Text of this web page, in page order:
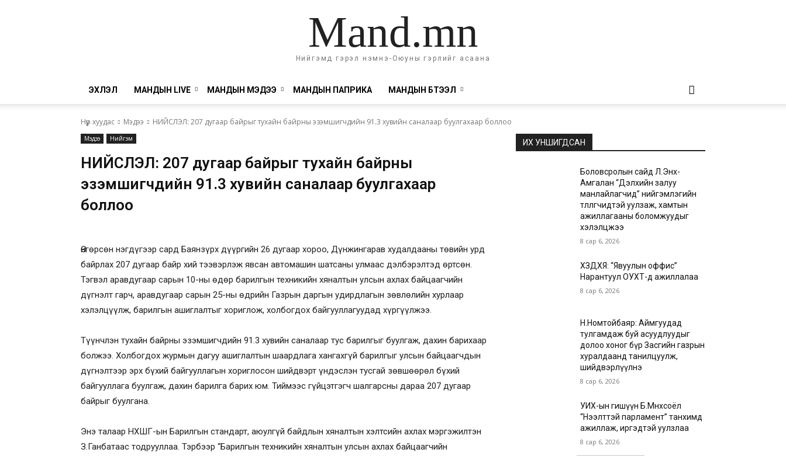
Mand.mn
Нийгэмд гэрэл нэмнэ-Оюуны гэрлийг асаана
ЭХЛЭЛ МАНДЫН LIVE МАНДЫН МЭДЭЭ МАНДЫН ПАПРИКА МАНДЫН БҮТЭЭЛ
Нүүр хуудас Мэдээ НИЙСЛЭЛ: 207 дугаар байрыг тухайн байрны эзэмшигчдийн 91.3 хувийн саналаар буулгахаар боллоо
Мэдээ Нийгэм
НИЙСЛЭЛ: 207 дугаар байрыг тухайн байрны
эзэмшигчдийн 91.3 хувийн саналаар буулгахаар
боллоо
Өнгөрсөн нэгдүгээр сард Баянзүрх дүүргийн 26 дугаар хороо, Дүнжингарав худалдааны төвийн урд
байрлах 207 дугаар байр хий тээвэрлэж явсан автомашин шатсаны улмаас дэлбэрэлтэд өртсөн.
Тэгвэл аравдугаар сарын 10-ны өдөр барилгын техникийн хяналтын улсын ахлах байцаагчийн
дүгнэлт гарч, аравдугаар сарын 25-ны өдрийн Газрын даргын удирдлагын зөвлөлийн хурлаар
хэлэлцүүлж, барилгын ашиглалтыг хориглож, холбогдох байгууллагуудад хүргүүлжээ.
Түүнчлэн тухайн байрны эзэмшигчдийн 91.3 хувийн саналаар тус барилгыг буулгаж, дахин барихаар
болжээ. Холбогдох журмын дагуу ашиглалтын шаардлага хангахгүй барилгыг улсын байцаагчдын
дүгнэлтээр эрх бүхий байгууллагын хориглосон шийдвэрт үндэслэн тусгай зөвшөөрөл бүхий
байгууллага буулгаж, дахин барилга барих юм. Тиймээс гүйцэтгэгч шалгарсны дараа 207 дугаар
байрыг буулгана.
Энэ талаар НХШГ-ын Барилгын стандарт, аюулгүй байдлын хяналтын хэлтсийн ахлах мэргэжилтэн
З.Ганбатаас тодрууллаа. Тэрбээр “Барилгын техникийн хяналтын улсын ахлах байцаагчийн
ИХ УНШИГДСАН
Боловсролын сайд Л.Энх-
Амгалан “Дэлхийн залуу
манлайлагчид” нийгэмлэгийн
төлөөлөгчидтэй уулзаж, хамтын
ажиллагааны боломжуудыг
хэлэлцжээ
8 сар 6, 2026
ХЗДХЯ: “Явуулын оффис”
Нарантуул ОУХТ-д ажиллалаа
8 сар 6, 2026
Н.Номтойбаяр: Аймгуудад
тулгамдаж буй асуудлуудыг
долоо хоног бүр Засгийн газрын
хуралдаанд танилцуулж,
шийдвэрлүүлнэ
8 сар 6, 2026
УИХ-ын гишүүн Б.Мөнхсоёл
“Нээлттэй парламент” танхимд
ажиллаж, иргэдтэй уулзлаа
8 сар 6, 2026